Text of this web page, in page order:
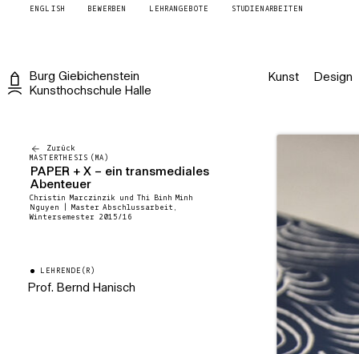
ENGLISH BEWERBEN LEHRANGEBOTE STUDIENARBEITEN
Burg Giebichenstein
Kunsthochschule Halle
Kunst Design
Zurück
MASTERTHESIS (MA)
PAPER + X – ein transmediales
Abenteuer
Christin Marczinzik und Thi Binh Minh
Nguyen | Master Abschlussarbeit,
Wintersemester 2015/16
LEHRENDE(R)
Prof. Bernd Hanisch